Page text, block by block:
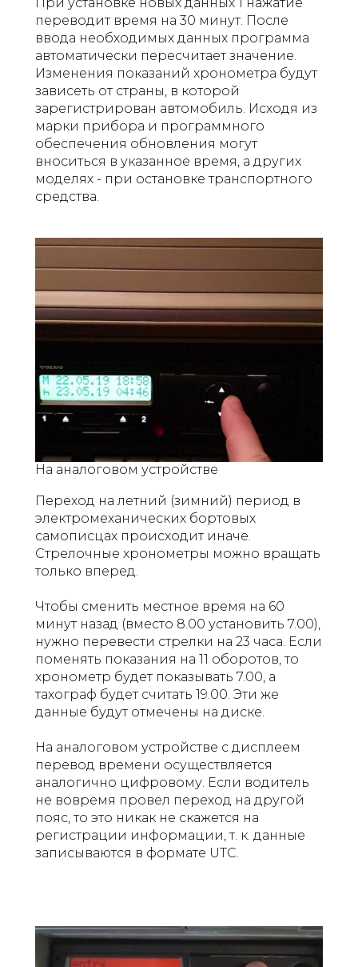
переводит время на 30 минут. После
ввода необходимых данных программа
автоматически пересчитает значение.
Изменения показаний хронометра будут
зависеть от страны, в которой
зарегистрирован автомобиль. Исходя из
марки прибора и программного
обеспечения обновления могут
вноситься в указанное время, а других
моделях - при остановке транспортного
средства.
На аналоговом устройстве
Переход на летний (зимний) период в
электромеханических бортовых
самописцах происходит иначе.
Стрелочные хронометры можно вращать
только вперед.
Чтобы сменить местное время на 60
минут назад (вместо 8.00 установить 7.00),
нужно перевести стрелки на 23 часа. Если
поменять показания на 11 оборотов, то
хронометр будет показывать 7.00, а
тахограф будет считать 19.00. Эти же
данные будут отмечены на диске.
На аналоговом устройстве с дисплеем
перевод времени осуществляется
аналогично цифровому. Если водитель
не вовремя провел переход на другой
пояс, то это никак не скажется на
регистрации информации, т. к. данные
записываются в формате UTC.